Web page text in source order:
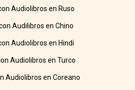
Audiolibros en Ruso
Audilibros en Chino
Audiolibros en Hindi
Audiolibros en Turco
Audiolibros en Coreano